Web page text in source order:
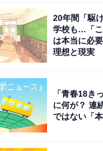
20年間「駆
学校も…「こ
は本当に必
理想と現実
「青春18き
に何が？ 連
ではない「